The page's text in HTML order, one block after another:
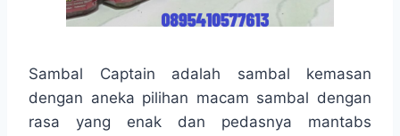
Sambal Captain adalah sambal kemasan
dengan aneka pilihan macam sambal dengan
rasa yang enak dan pedasnya mantabs